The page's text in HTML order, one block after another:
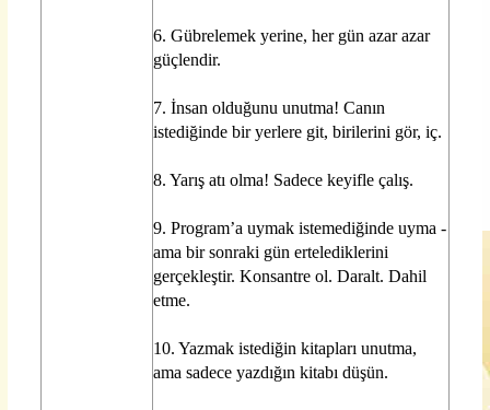
6. Gübrelemek yerine, her gün azar azar
güçlendir.
7. İnsan olduğunu unutma! Canın
istediğinde bir yerlere git, birilerini gör, iç.
8. Yarış atı olma! Sadece keyifle çalış.
9. Program’a uymak istemediğinde uyma -
ama bir sonraki gün ertelediklerini
gerçekleştir. Konsantre ol. Daralt. Dahil
etme.
10. Yazmak istediğin kitapları unutma,
ama sadece yazdığın kitabı düşün.